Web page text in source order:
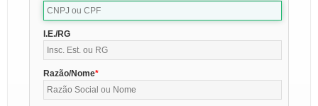
I.E./RG
Razão/Nome